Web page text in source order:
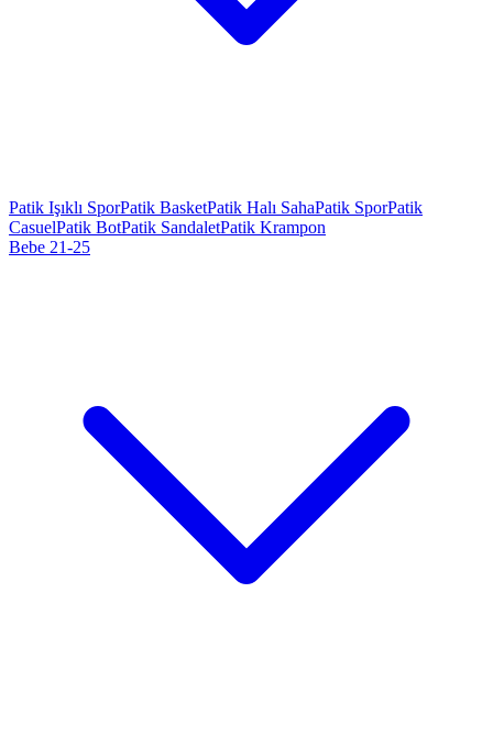
Patik Işıklı SporPatik BasketPatik Halı SahaPatik SporPatik
CasuelPatik BotPatik SandaletPatik Krampon
Bebe 21-25